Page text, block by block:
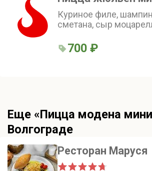
Куриное филе,
сметана, сыр
700 ₽
Еще «Пицца модена
Волгограде
Ресторан Маруся